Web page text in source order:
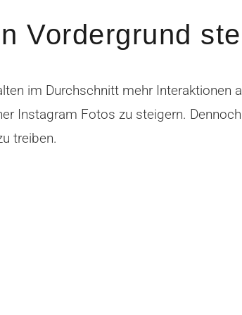
Vordergrund
im Durchschnitt mehr Interaktionen
Instagram Fotos zu steigern.
treiben.